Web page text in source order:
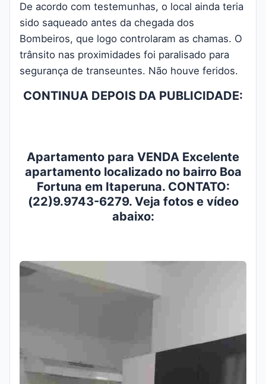
De acordo com testemunhas, o local ainda teria
sido saqueado antes da chegada dos
Bombeiros, que logo controlaram as chamas. O
trânsito nas proximidades foi paralisado para
segurança de transeuntes. Não houve feridos.
CONTINUA DEPOIS DA PUBLICIDADE:
Apartamento para VENDA Excelente
apartamento localizado no bairro Boa
Fortuna em Itaperuna. CONTATO:
(22)9.9743-6279. Veja fotos e vídeo
abaixo: